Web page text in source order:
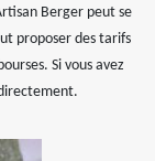
Berger peut se
proposer des tarifs
Si vous avez